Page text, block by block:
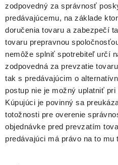
zodpovedný za správnosť
predávajúcemu, na základe
doručenia tovaru a zabezpečí
tovaru prepravnou
nemôže splniť spotrebiteľ určí
zodpovedná za prevzatie
tak s predávajúcim o
postup nie je možný uplatniť
Kúpujúci je povinný sa
totožnosti pre overenie
objednávke pred prevzatím
predávajúci má právo na to mu